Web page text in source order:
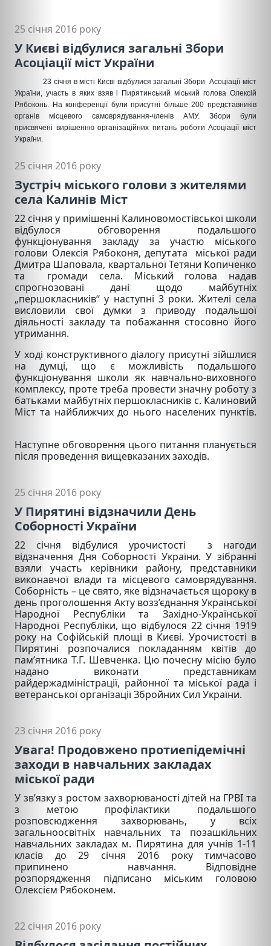
25 січня 2016 року
У Києві відбулися загальні Збори
Асоціації міст України
23 січня в місті Києві відбулися загальні Збори Асоціації міст
України, участь в яких взяв і Пирятинський міський голова Олексій
Рябоконь. На конференції були присутні більше 200 представників
органів місцевого самоврядування-членів АМУ. Збори були
присвячені вирішенню організаційних питань роботи Асоціації міст
України.
25 січня 2016 року
Зустріч міського голови з жителями
села Калинів Міст
22 січня у примішенні Калиновомостівської школи
відбулося обговорення подальшого
функціонування закладу за участю міського
голови Олексія Рябоконя, депутата міської ради
Дмитра Шаповала, квартальної Тетяни Копиченко
та громади села. Міський голова надав
спрогнозовані дані щодо майбутніх
„першокласників“ у наступні 3 роки. Жителі села
висловили свої думки з приводу подальшої
діяльності закладу та побажання стосовно його
утримання.
У ході конструктивного діалогу присутні зійшлися
на думці, що є можливість подальшого
функціонування школи як навчально-виховного
комплексу, проте треба провести значну роботу з
батьками майбутніх першокласників с. Калиновий
Міст та найближчих до нього населених пунктів.
Наступне обговорення цього питання планується
після проведення вищевказаних заходів.
25 січня 2016 року
У Пирятині відзначили День
Соборності України
22 січня відбулися урочистості з нагоди
відзначення Дня Соборності України. У зібранні
взяли участь керівники району, представники
виконавчої влади та місцевого самоврядування.
Соборність – це свято, яке відзначається щороку в
день проголошення Акту возз’єднання Української
Народної Республіки та Західно-Української
Народної Республіки, що відбулося 22 січня 1919
року на Софійській площі в Києві. Урочистості в
Пирятині розпочалися покладанням квітів до
пам’ятника Т.Г. Шевченка. Цю почесну місію було
надано виконати представникам
райдержадміністрації, районної та міської рада і
ветеранської організації Збройних Сил України.
23 січня 2016 року
Увага! Продовжено протиепідемічні
заходи в навчальних закладах
міської ради
У зв’язку з ростом захворюваності дітей на ГРВІ та
з метою профілактики подальшого
розповсюдження захворювань, у всіх
загальноосвітніх навчальних та позашкільних
навчальних закладах м. Пирятина для учнів 1-11
класів до 29 січня 2016 року тимчасово
припинено навчання. Відповідне
розпорядження підписано міським головою
Олексієм Рябоконем.
22 січня 2016 року